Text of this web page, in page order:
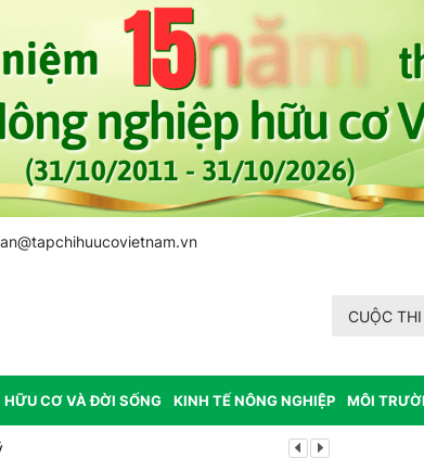
CUỘC
HỮU CƠ VÀ ĐỜI SỐNG KINH TẾ NÔNG NGHIỆP MÔI
Mùa xanh trên cánh